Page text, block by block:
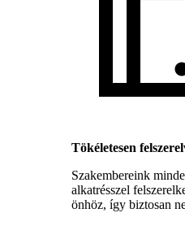
Tökéletesen
Szakembereink
alkatrésszel
önhöz, így biztosan